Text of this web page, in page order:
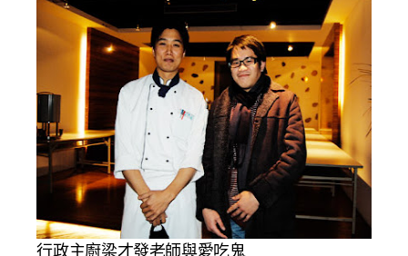
行政主廚梁才發老師與愛吃鬼